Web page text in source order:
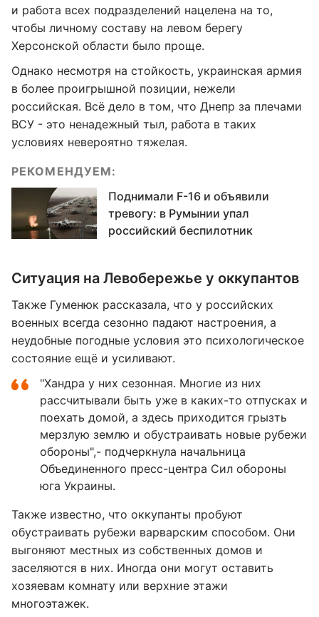
и работа всех подразделений нацелена на то,
чтобы личному составу на левом берегу
Херсонской области было проще.
Однако несмотря на стойкость, украинская армия
в более проигрышной позиции, нежели
российская. Всё дело в том, что Днепр за плечами
ВСУ - это ненадежный тыл, работа в таких
условиях невероятно тяжелая.
РЕКОМЕНДУЕМ:
Поднимали F-16 и объявили
тревогу: в Румынии упал
российский беспилотник
Ситуация на Левобережье у оккупантов
Также Гуменюк рассказала, что у российских
военных всегда сезонно падают настроения, а
неудобные погодные условия это психологическое
состояние ещё и усиливают.
"Хандра у них сезонная. Многие из них
рассчитывали быть уже в каких-то отпусках и
поехать домой, а здесь приходится грызть
мерзлую землю и обустраивать новые рубежи
обороны",- подчеркнула начальница
Объединенного пресс-центра Сил обороны
юга Украины.
Также известно, что оккупанты пробуют
обустраивать рубежи варварским способом. Они
выгоняют местных из собственных домов и
заселяются в них. Иногда они могут оставить
хозяевам комнату или верхние этажи
многоэтажек.